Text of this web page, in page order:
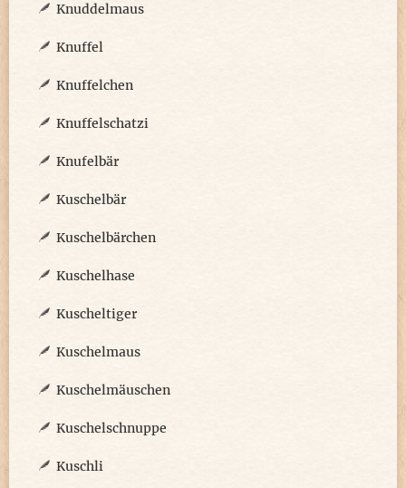
Knuddelmaus
Knuffel
Knuffelchen
Knuffelschatzi
Knufelbär
Kuschelbär
Kuschelbärchen
Kuschelhase
Kuscheltiger
Kuschelmaus
Kuschelmäuschen
Kuschelschnuppe
Kuschli